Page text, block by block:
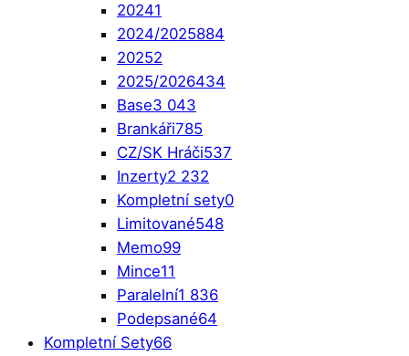
20241
2024/2025884
20252
2025/2026434
Base3 043
Brankáři785
CZ/SK Hráči537
Inzerty2 232
Kompletní sety0
Limitované548
Memo99
Mince11
Paralelní1 836
Podepsané64
Kompletní Sety66